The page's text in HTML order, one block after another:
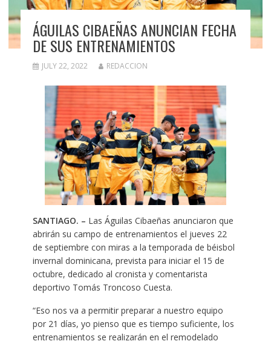
ÁGUILAS CIBAEÑAS ANUNCIAN FECHA
DE SUS ENTRENAMIENTOS
JULY 22, 2022 REDACCION
SANTIAGO. – Las Águilas Cibaeñas anunciaron que
abrirán su campo de entrenamientos el jueves 22
de septiembre con miras a la temporada de béisbol
invernal dominicana, prevista para iniciar el 15 de
octubre, dedicado al cronista y comentarista
deportivo Tomás Troncoso Cuesta.
“Eso nos va a permitir preparar a nuestro equipo
por 21 días, yo pienso que es tiempo suficiente, los
entrenamientos se realizarán en el remodelado